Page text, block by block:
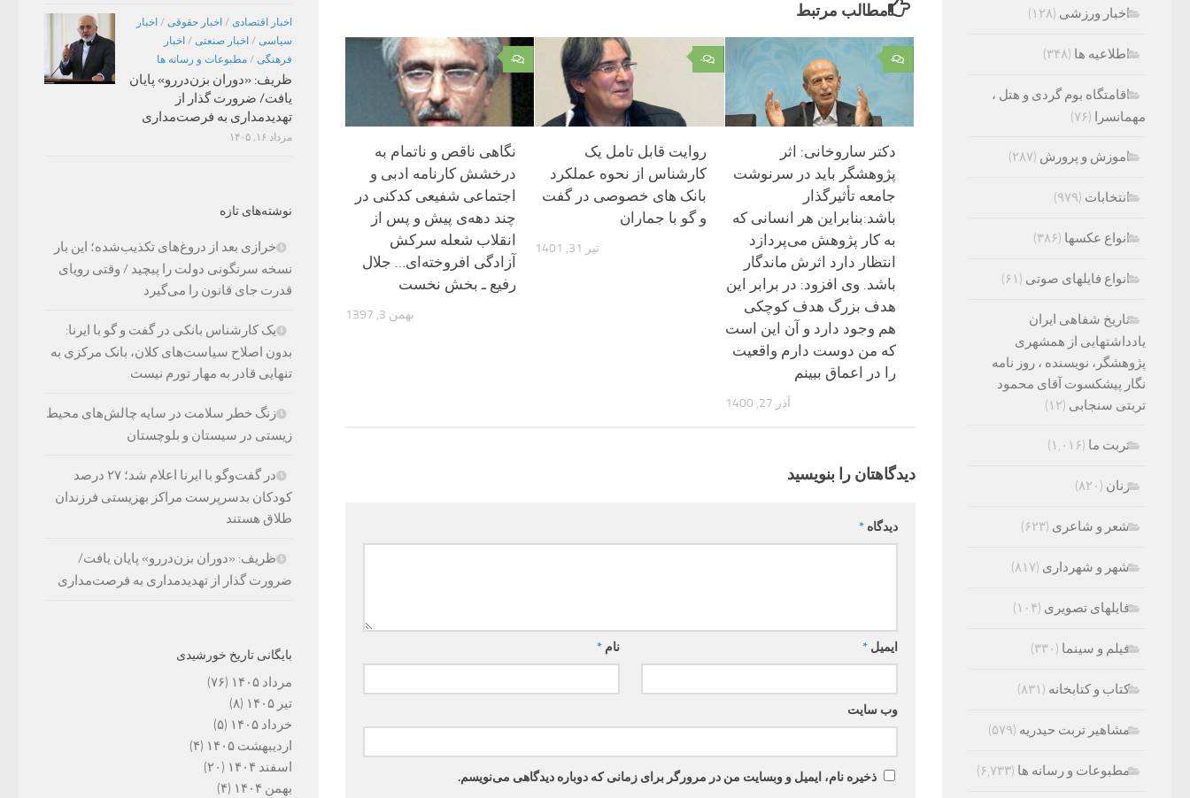
مطالب مرتبط
۰
نگاهی ناقص و ناتمام به
درخشش کارنامه ادبی و
اجتماعی شفیعی کدکنی در
چند دهه‌ی پیش و پس از
انقلاب شعله سرکش
آزادگی افروخته‌ای… جلال
رفیع ـ بخش نخست
بهمن 3, 1397
۰
روایت قابل تامل یک
کارشناس از نحوه عملکرد
بانک های خصوصی در گفت
و گو با جماران
تیر 31, 1401
۰
دکتر ساروخانی: اثر
پژوهشگر باید در سرنوشت
جامعه تأثیرگذار
باشد:بنابراین هر انسانی که
به کار پژوهش می‌پردازد
انتظار دارد اثرش ماندگار
باشد.‌ وی افزود: در برابر این
هدف بزرگ هدف کوچکی
هم وجود دارد و آن این است
که من دوست دارم واقعیت
را در اعماق ببینم
آذر 27, 1400
دیدگاهتان را بنویسید
دیدگاه *
نام* ایمیل *
وب‌ سایت
ذخیره نام، ایمیل و وبسایت من در مرورگر برای زمانی که دوباره دیدگاهی می‌نویسم.
اخبار اقتصادی / اخبار حقوقی / اخبار
سیاسی / اخبار صنعتی / اخبار
فرهنگی / مطبوعات و رسانه ها
ظریف: «دوران بزن‌دررو» پایان
یافت/ ضرورت گذار از
تهدیدمداری به فرصت‌مداری
مرداد ۱۶, ۱۴۰۵
نوشته‌های تازه
خرازی بعد از دروغ‌های تکذیب‌شده؛ این بار
نسخه سرنگونی دولت را پیچید / وقتی رویای
قدرت جای قانون را می‌گیرد
یک کارشناس بانکی در گفت و گو با ایرنا:
بدون اصلاح سیاست‌های کلان، بانک مرکزی به
تنهایی قادر به مهار تورم نیست
زنگ خطر سلامت در سایه چالش‌های محیط
زیستی در سیستان و بلوچستان
در گفت‌وگو با ایرنا اعلام شد؛ ۲۷ درصد
کودکان بدسرپرست مراکز بهزیستی فرزندان
طلاق هستند
ظریف: «دوران بزن‌دررو» پایان یافت/
ضرورت گذار از تهدیدمداری به فرصت‌مداری
بایگانی تاریخ خورشیدی
مرداد ۱۴۰۵
(۷۶)
تیر ۱۴۰۵
(۸)
خرداد ۱۴۰۵
(۵)
اردیبهشت ۱۴۰۵
(۴)
اسفند ۱۴۰۴
(۲۰)
بهمن ۱۴۰۴
(۴)
اخبار ورزشی (۱۲۸)
اطلاعیه ها (۳۴۸)
اقامتگاه بوم گردی و هتل ،
مهمانسرا (۷۶)
اموزش و پرورش (۲۸۷)
انتخابات (۹۷۹)
انواع عکسها (۳۸۶)
انواع فایلهای صوتی (۶۱)
تاریخ شفاهی ایران
یادداشتهایی از همشهری
پژوهشگر، نویسنده ، روز نامه
نگار پیشکسوت آقای محمود
تربتی سنجابی (۱۲)
تربت ما (۱,۰۱۶)
زنان (۸۲۰)
شعر و شاعری (۶۲۳)
شهر و شهرداری (۸۱۷)
فایلهای تصویری (۱۰۴)
فیلم و سینما (۳۳۰)
کتاب و کتابخانه (۸۳۱)
مشاهیر تربت حیدریه (۵۷۹)
مطبوعات و رسانه ها (۶,۷۳۳)